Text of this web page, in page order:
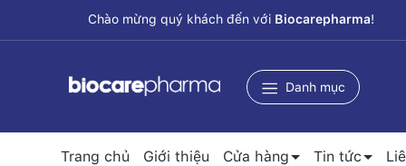
Chào mừng quý khách đến với Biocarepharma!
Danh mục
Trang chủ Giới thiệu Cửa hàng Tin tức